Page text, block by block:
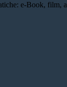
e-Book,